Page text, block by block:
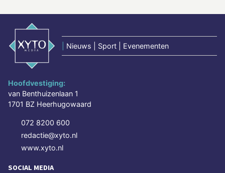
Nieuws | Sport | Evenementen
Hoofdvestiging:
van Benthuizenlaan 1
1701 BZ Heerhugowaard
072 8200 600
redactie@xyto.nl
www.xyto.nl
SOCIAL MEDIA